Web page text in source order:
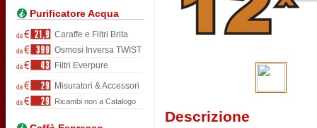
Purificatore Acqua
Caraffe e Filtri Brita
Osmosi Inversa TWIST
Filtri Everpure
Misuratori & Accessori
Ricambi non a Catalogo
Descrizione